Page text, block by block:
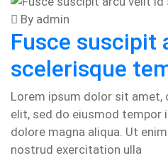
By admin
Fusce suscipit
scelerisque
Lorem ipsum dolor sit
elit, sed do eiusmod tempor
dolore magna aliqua. Ut
nostrud exercitation ulla